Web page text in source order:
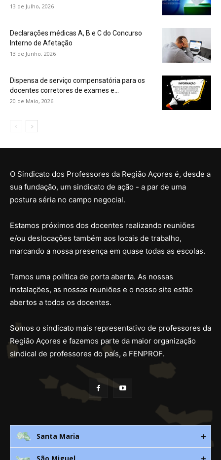
13 de Julho, 2026
Declarações médicas A, B e C do Concurso
Interno de Afetação
13 de Junho, 2026
Dispensa de serviço compensatória para os
docentes corretores de exames e...
20 de Maio, 2026
O Sindicato dos Professores da Região Açores é, desde a
sua fundação, um sindicato de ação - a par de uma
postura séria no campo negocial.
Estamos próximos dos docentes realizando reuniões
e/ou deslocações também aos locais de trabalho,
marcando a nossa presença em quase todas as escolas.
Temos uma política de porta aberta. As nossas
instalações, as nossas reuniões e o nosso site estão
abertos a todos os docentes.
Somos o sindicato mais representativo de professores da
Região Açores e fazemos parte da maior organização
sindical de professores do país, a FENPROF.
Santa Maria